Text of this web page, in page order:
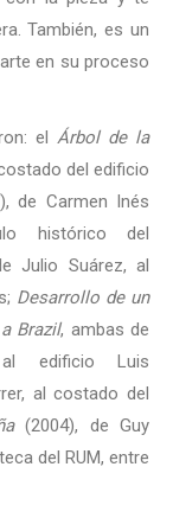
También, es un
en su proceso
el Árbol de la
del edificio
de Carmen Inés
histórico del
Julio Suárez, al
Desarrollo de un
Brazil, ambas de
edificio Luis
al costado del
(2004), de Guy
del RUM, entre